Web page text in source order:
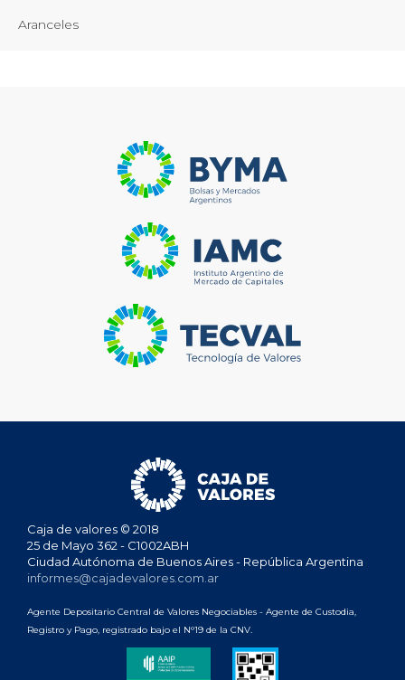
Aranceles
Caja de valores © 2018
25 de Mayo 362 - C1002ABH
Ciudad Autónoma de Buenos Aires - República Argentina
informes@cajadevalores.com.ar
Agente Depositario Central de Valores Negociables - Agente de Custodia,
Registro y Pago, registrado bajo el N°19 de la CNV.